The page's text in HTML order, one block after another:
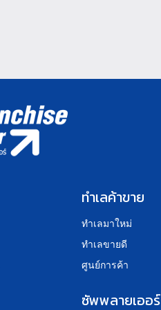
ทำเลค้าขาย
ทำเลมาใหม่
ทำเลขายดี
ศูนย์การค้า
ซัพพลายเออร์